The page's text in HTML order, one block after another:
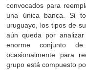
convocados para
una única banca. Si
uruguayo, los tipos de
aún queda por
enorme conjunto
ocasionalmente para
grupo está compuesto